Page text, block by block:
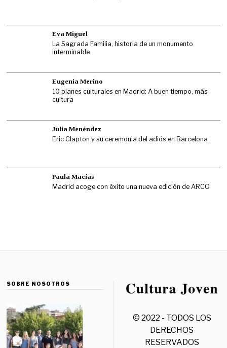
Eva Miguel
La Sagrada Familia, historia de un monumento
interminable
Eugenia Merino
10 planes culturales en Madrid: A buen tiempo, más
cultura
Julia Menéndez
Eric Clapton y su ceremonia del adiós en Barcelona
Paula Macías
Madrid acoge con éxito una nueva edición de ARCO
SOBRE NOSOTROS
© 2022 - TODOS LOS
DERECHOS
RESERVADOS